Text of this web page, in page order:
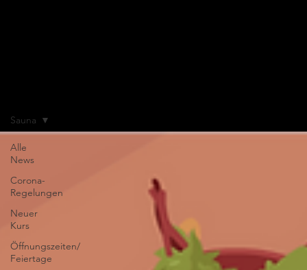
Alle
News
Corona-
Regelungen
Neuer
Kurs
Öffnungszeiten/
Feiertage
Sauna